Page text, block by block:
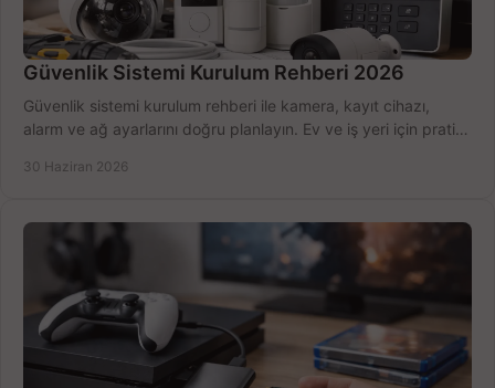
Güvenlik Sistemi Kurulum Rehberi 2026
Güvenlik sistemi kurulum rehberi ile kamera, kayıt cihazı,
alarm ve ağ ayarlarını doğru planlayın. Ev ve iş yeri için pratik
30 Haziran 2026